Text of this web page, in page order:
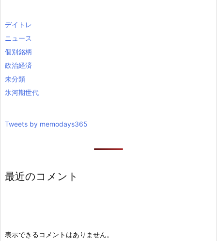
デイトレ
ニュース
個別銘柄
政治経済
未分類
氷河期世代
Tweets by memodays365
最近のコメント
表示できるコメントはありません。